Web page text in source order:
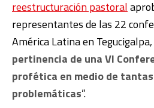
reestructuración pastoral
representantes de las 22
América Latina en Tegucigalpa,
pertinencia de una VI
profética en medio de
problemáticas”.